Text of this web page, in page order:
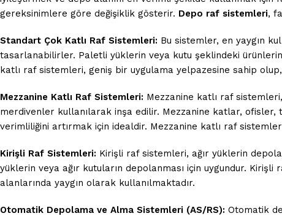
gereksinimlere göre değişiklik gösterir. Depo raf sistemleri,
Standart Çok Katlı Raf Sistemleri: Bu sistemler, en yaygın
tasarlanabilirler. Paletli yüklerin veya kutu şeklindeki
katlı raf sistemleri, geniş bir uygulama yelpazesine sahip
Mezzanine Katlı Raf Sistemleri: Mezzanine katlı raf
merdivenler kullanılarak inşa edilir. Mezzanine katlar,
verimliliğini artırmak için idealdir. Mezzanine katlı raf
Kirişli Raf Sistemleri: Kirişli raf sistemleri, ağır yüklerin
yüklerin veya ağır kutuların depolanması için uygundur.
alanlarında yaygın olarak kullanılmaktadır.
Otomatik Depolama ve Alma Sistemleri (AS/RS): Otomatik